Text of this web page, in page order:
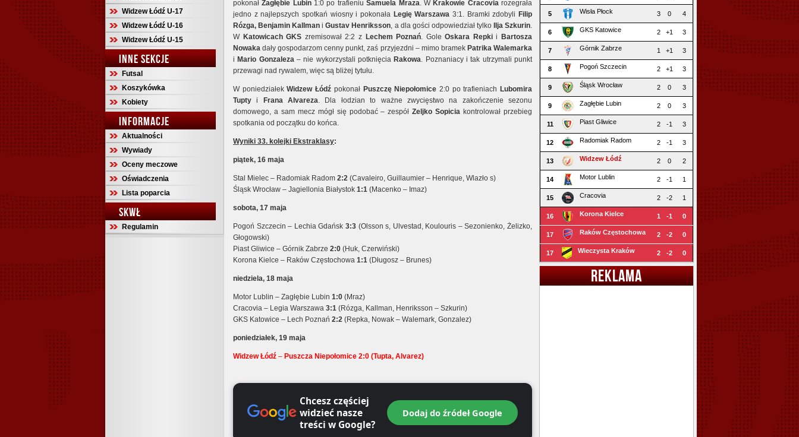
Widzew Łódź U-17
Widzew Łódź U-16
Widzew Łódź U-15
INNE SEKCJE
Futsal
Koszykówka
Kobiety
INFORMACJE
Aktualności
Wywiady
Oceny meczowe
Oświadczenia
Lista poparcia
SKWŁ
Regulamin
pokonałZagłębie Lubin1:0 po trafieniuSamuela Mraza. W Krakowie Cracoviarozegrała
jedno z najlepszych spotkań wiosny i pokonała Legię Warszawa 3:1. Bramki zdobyli Filip
Rózga, Benjamin Kallman iGustav Henriksson, a dla gości odpowiedział tylko Ilja Szkurin.
W Katowicach GKS zremisował 2:2 z Lechem Poznań. GoleOskara Repkii
Bartosza
Nowaka dały gospodarzom cenny punkt, zaś przyjezdni – mimo bramek Patrika Walemarka
i Mario Gonzaleza– nie wykorzystali potknięcia Rakowa. Poznaniacy i tak utrzymali punkt
przewagi nad rywalem, więc są bliżej tytułu.
W poniedziałekWidzew Łódź pokonał Puszczę Niepołomice 2:0 po trafieniach Lubomira
Tupty i Frana Alvareza. Dla łodzian to ważne zwycięstwo na zakończenie sezonu
domowego, a sam mecz mógł się podobać – zespółZeljko Sopicia kontrolował przebieg
spotkania od początku do końca.
Wyniki 33. kolejki Ekstraklasy:
piątek, 16 maja
Stal Mielec – Radomiak Radom 2:2 (Cavaleiro, Guillaumier – Henrique, Wlazło s)
Śląsk Wrocław – Jagiellonia Białystok 1:1 (Macenko – Imaz)
sobota, 17 maja
Pogoń Szczecin – Lechia Gdańsk 3:3(Olsson s, Ulvestad, Koulouris – Sezonienko, Żelizko,
Głogowski)
Piast Gliwice – Górnik Zabrze 2:0 (Huk, Czerwiński)
Korona Kielce – Raków Częstochowa 1:1 (Długosz – Brunes)
niedziela, 18 maja
Motor Lublin – Zagłębie Lubin 1:0 (Mraz)
Cracovia – Legia Warszawa 3:1 (Rózga, Kallman, Henriksson – Szkurin)
GKS Katowice – Lech Poznań 2:2 (Repka, Nowak – Walemark, Gonzalez)
poniedziałek, 19 maja
Widzew Łódź – Puszcza Niepołomice 2:0 (Tupta, Alvarez)
Chcesz częściej
widzieć nasze
treści w Google?
Dodaj do źródeł Google
5 Wisła Płock 3 0 4
6 GKS Katowice 2 +1 3
7 Górnik Zabrze 1 +1 3
8 Pogoń Szczecin 2 +1 3
9 Śląsk Wrocław 2 0 3
9 Zagłębie Lubin 2 0 3
11 Piast Gliwice 2 -1 3
12 Radomiak Radom 2 -1 3
13 Widzew Łódź 2 0 2
14 Motor Lublin 2 -1 1
15 Cracovia 2 -2 1
16 Korona Kielce 1 -1 0
17 Raków Częstochowa 2 -2 0
17 Wieczysta Kraków 2 -2 0
REKLAMA